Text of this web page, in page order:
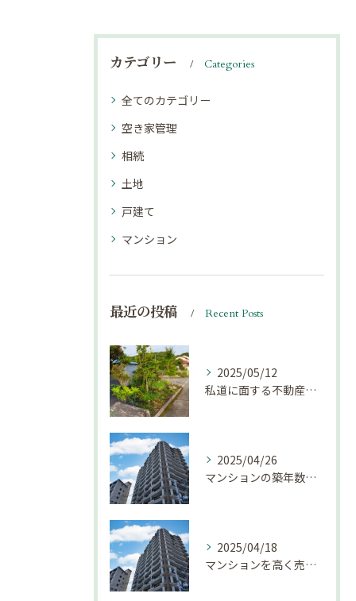
カテゴリー Categories
全てのカテゴリー
空き家管理
相続
土地
戸建て
マンション
最近の投稿 Recent Posts
2025/05/12
私道に面する不動産は売却しにくい？｜不動産売却豆知識（第69回）
2025/04/26
マンションの築年数による資産価値の変化とは｜不動産売却豆知識（第68回）
2025/04/18
マンションを高く売却するための注意点！